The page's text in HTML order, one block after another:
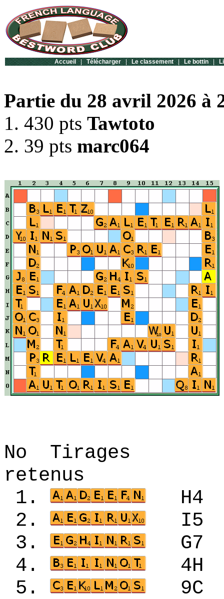
Accueil | Télécharger | Le classement | Le bottin |
Partie du 28 avril 2026 à
1. 430 pts Tawtoto
2. 39 pts marc064
No Tirages
retenus
1.
2.
I5
3.
4.
5.